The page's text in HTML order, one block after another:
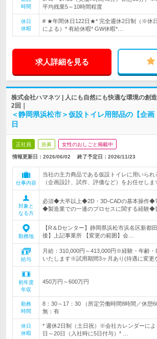
時間
平均残業5～10時間程度
休日
休暇
# ★年間休日122日★* 完全週休2日制（※休
による）* 有給休暇* GW休暇*…
求人詳細を見る
株式会社ハマネツ | 人にも自然にも快適な環境の創
2回｜
＜静岡県浜松市＞仮設トイレ用部品の【企
日
正社員 急募 女性のおしごと掲載中
情報更新日：2026/06/02 終了予定日： 2026/11/23
仕事内容
当社の主力商品である仮設トイレに用いられ
（企画設計、試作、評価など）をお任せしま
対象と
なる方
必須◆大卒以上◆2D・3D-CADの基本操作◆
◆製造業での一連のプロセスに関する経験◆
勤務地
【R＆Dセンター】静岡県浜松市浜名区新都
後】上記事業所 【変更の範囲】会…
給与
月給：310,000円～413,000円※経験・年齢・
いたします※試用期間3ヶ月あり(待遇に変更
初年度
年収
450万円～600万円
勤務
時間
8：30～17：30 （所定労働時間8時間／休憩
無：有
休日
休暇
* 週休2日制（土日祝）※会社カレンダーに
日～20日（入社時に5日付与）* …